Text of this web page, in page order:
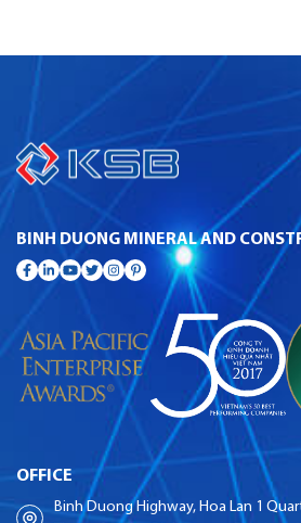
BINH DUONG MINERAL AND
OFFICE
Binh Duong Highway, Hoa Lan 1